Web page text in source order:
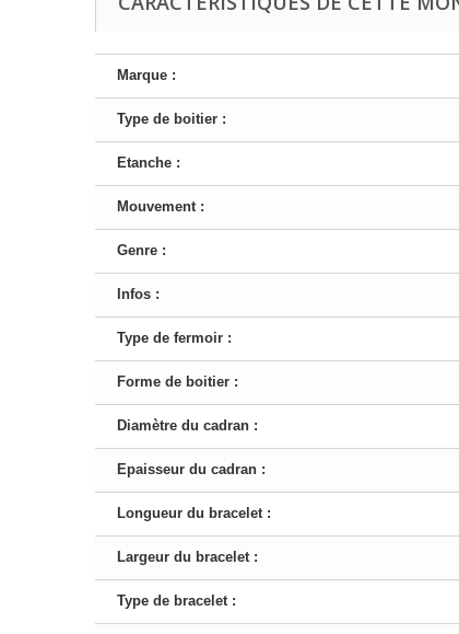
Marque :
Type de boitier :
Etanche :
Mouvement :
Genre :
Infos :
Type de fermoir :
Forme de boitier :
Diamètre du cadran :
Epaisseur du cadran :
Longueur du bracelet :
Largeur du bracelet :
Type de bracelet :